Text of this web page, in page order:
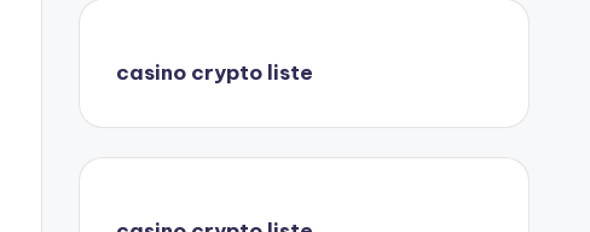
casino crypto liste